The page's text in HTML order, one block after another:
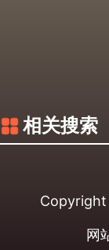
相关搜索
网